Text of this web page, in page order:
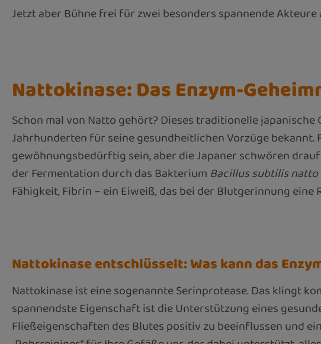
Jetzt aber Bühne frei für zwei besonders spannende
Nattokinase: Das Enzym-
Schon mal von Natto gehört? Dieses traditionelle
Jahrhunderten für seine gesundheitlichen Vorzüge
gewöhnungsbedürftig sein, aber die Japaner schwören
der Fermentation durch das Bakterium Bacillus subtilis natto
Fähigkeit, Fibrin – ein Eiweiß, das bei der Blutgerinnung
Nattokinase entschlüsselt: Was kann das
Nattokinase ist eine sogenannte Serinprotease. Das klingt
spannendste Eigenschaft ist die Unterstützung eines
Fließeigenschaften des Blutes positiv zu beeinflussen und